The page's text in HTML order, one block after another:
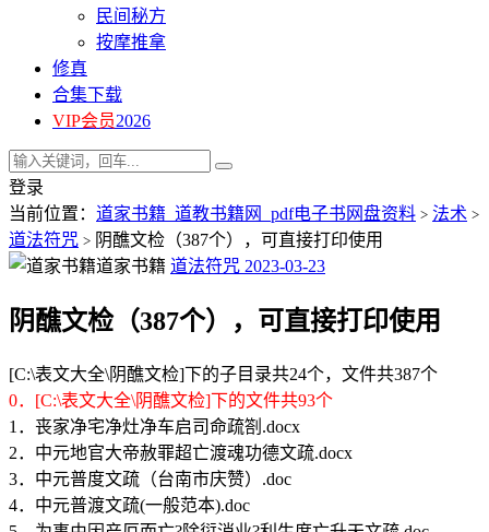
民间秘方
按摩推拿
修真
合集下载
VIP会员2026
登录
当前位置： 道家书籍_道教书籍网_pdf电子书网盘资料 > 法术 >
道法符咒 > 阴醮文检（387个），可直接打印使用
道家书籍 道法符咒 2023-03-23
阴醮文检（387个），可直接打印使用
[C:\表文大全\阴醮文检]下的子目录共24个，文件共387个
0．[C:\表文大全\阴醮文检]下的文件共93个
1．丧家净宅净灶净车启司命疏劄.docx
2．中元地官大帝赦罪超亡渡魂功德文疏.docx
3．中元普度文疏（台南市庆赞）.doc
4．中元普渡文疏(一般范本).doc